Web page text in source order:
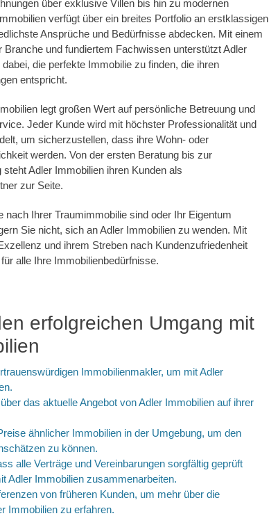
über exklusive Villen bis hin zu modernen
verfügt über ein breites Portfolio an erstklassigen
Ansprüche und Bedürfnisse abdecken. Mit einem
und fundiertem Fachwissen unterstützt Adler
die perfekte Immobilie zu finden, die ihren
entspricht.
legt großen Wert auf persönliche Betreuung und
Jeder Kunde wird mit höchster Professionalität und
um sicherzustellen, dass ihre Wohn- oder
werden. Von der ersten Beratung bis zur
Adler Immobilien ihren Kunden als
zur Seite.
nach Ihrer Traumimmobilie sind oder Ihr Eigentum
Sie nicht, sich an Adler Immobilien zu wenden. Mit
und ihrem Streben nach Kundenzufriedenheit
alle Ihre Immobilienbedürfnisse.
erfolgreichen Umgang mit
Immobilienmakler, um mit Adler
das aktuelle Angebot von Adler Immobilien auf ihrer
ähnlicher Immobilien in der Umgebung, um den
zu können.
alle Verträge und Vereinbarungen sorgfältig geprüft
Adler Immobilien zusammenarbeiten.
von früheren Kunden, um mehr über die
Immobilien zu erfahren.